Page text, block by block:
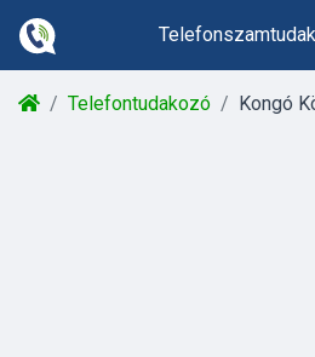
Telefontudakozó Kongó